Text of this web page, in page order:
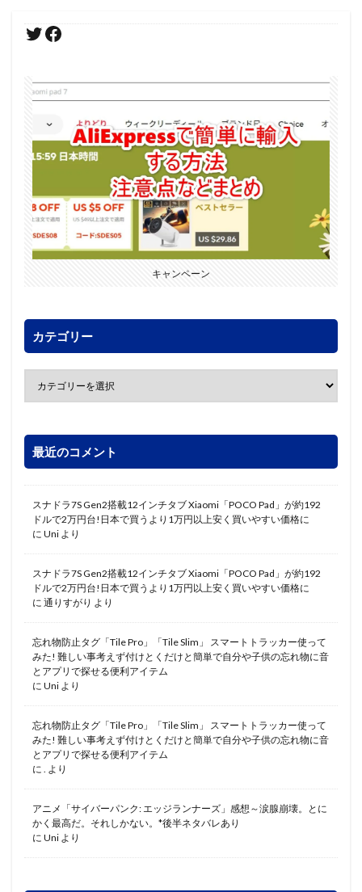
キャンペーン
カテゴリー
最近のコメント
スナドラ7S Gen2搭載12インチタブ Xiaomi「POCO Pad」が約192
ドルで2万円台!日本で買うより1万円以上安く買いやすい価格に
に Uni より
スナドラ7S Gen2搭載12インチタブ Xiaomi「POCO Pad」が約192
ドルで2万円台!日本で買うより1万円以上安く買いやすい価格に
に 通りすがり より
忘れ物防止タグ「Tile Pro」「Tile Slim」 スマートトラッカー使って
みた! 難しい事考えず付けとくだけと簡単で自分や子供の忘れ物に音
とアプリで探せる便利アイテム
に Uni より
忘れ物防止タグ「Tile Pro」「Tile Slim」 スマートトラッカー使って
みた! 難しい事考えず付けとくだけと簡単で自分や子供の忘れ物に音
とアプリで探せる便利アイテム
に
より
アニメ「サイバーパンク: エッジランナーズ」感想～涙腺崩壊。とに
かく最高だ。それしかない。*後半ネタバレあり
に Uni より